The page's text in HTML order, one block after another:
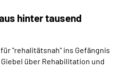
hinter tausend
"rehalitätsnah" ins Gefängnis
über Rehabilitation und